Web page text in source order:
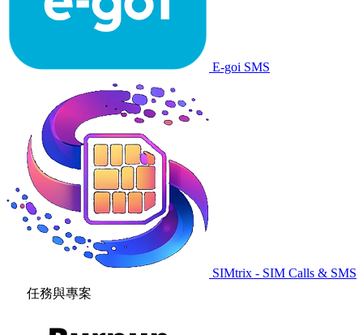
E-goi SMS
SIMtrix - SIM Calls & SMS
任務與專案